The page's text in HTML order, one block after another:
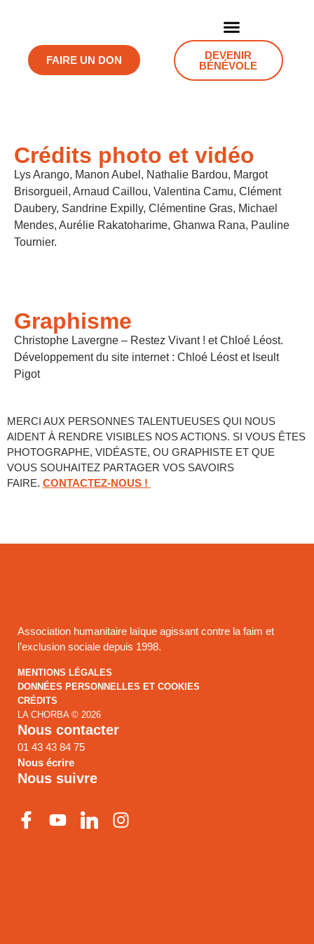
FAIRE UN DON
DEVENIR
BÉNÉVOLE
Crédits photo et vidéo
Lys Arango, Manon Aubel, Nathalie Bardou, Margot
Brisorgueil, Arnaud Caillou, Valentina Camu, Clément
Daubery, Sandrine Expilly, Clémentine Gras, Michael
Mendes, Aurélie Rakatoharime, Ghanwa Rana, Pauline
Tournier.
Graphisme
Christophe Lavergne – Restez Vivant ! et Chloé Léost.
Développement du site internet : Chloé Léost et Iseult
Pigot
MERCI AUX PERSONNES TALENTUEUSES QUI NOUS
AIDENT À RENDRE VISIBLES NOS ACTIONS. SI VOUS ÊTES
PHOTOGRAPHE, VIDÉASTE, OU GRAPHISTE ET QUE
VOUS SOUHAITEZ PARTAGER VOS SAVOIRS
FAIRE. CONTACTEZ-NOUS !
Association humanitaire laïque agissant contre la faim et
l’exclusion sociale depuis 1998.
MENTIONS LÉGALES
DONNÉES PERSONNELLES ET COOKIES
CRÉDITS
LA CHORBA © 2026
Nous contacter
01 43 43 84 75
Nous écrire
Nous suivre